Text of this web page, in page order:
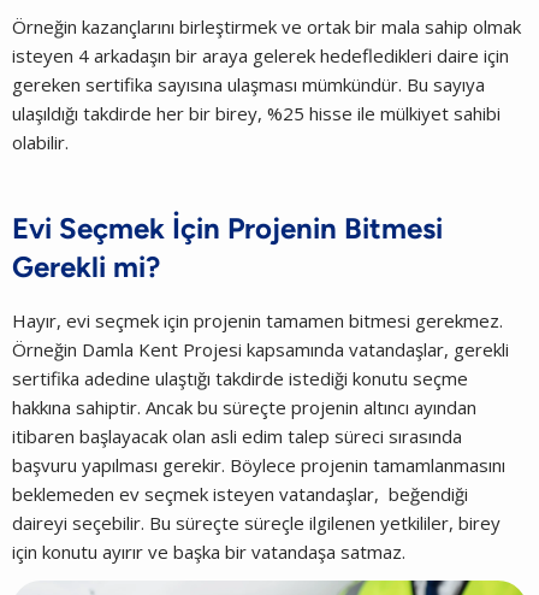
Örneğin kazançlarını birleştirmek ve ortak bir mala sahip olmak
isteyen 4 arkadaşın bir araya gelerek hedefledikleri daire için
gereken sertifika sayısına ulaşması mümkündür. Bu sayıya
ulaşıldığı takdirde her bir birey, %25 hisse ile mülkiyet sahibi
olabilir.
Evi Seçmek İçin Projenin Bitmesi
Gerekli mi?
Hayır, evi seçmek için projenin tamamen bitmesi gerekmez.
Örneğin Damla Kent Projesi kapsamında vatandaşlar, gerekli
sertifika adedine ulaştığı takdirde istediği konutu seçme
hakkına sahiptir. Ancak bu süreçte projenin altıncı ayından
itibaren başlayacak olan asli edim talep süreci sırasında
başvuru yapılması gerekir. Böylece projenin tamamlanmasını
beklemeden ev seçmek isteyen vatandaşlar, beğendiği
daireyi seçebilir. Bu süreçte süreçle ilgilenen yetkililer, birey
için konutu ayırır ve başka bir vatandaşa satmaz.